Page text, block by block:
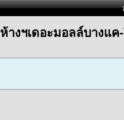
ห้างฯเดอะมอลล์บางแ